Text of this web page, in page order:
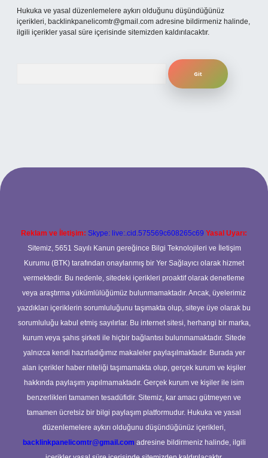
Hukuka ve yasal düzenlemelere aykırı olduğunu düşündüğünüz
içerikleri, backlinkpanelicomtr@gmail.com adresine bildirmeniz halinde,
ilgili içerikler yasal süre içerisinde sitemizden kaldırılacaktır.
giriş
Reklam ve İletişim: Skype: live:.cid.575569c608265c69 Yasal Uyarı:
Sitemiz, 5651 Sayılı Kanun gereğince Bilgi Teknolojileri ve İletişim
Kurumu (BTK) tarafından onaylanmış bir Yer Sağlayıcı olarak hizmet
vermektedir. Bu nedenle, sitedeki içerikleri proaktif olarak denetleme
veya araştırma yükümlülüğümüz bulunmamaktadır. Ancak, üyelerimiz
yazdıkları içeriklerin sorumluluğunu taşımakta olup, siteye üye olarak bu
sorumluluğu kabul etmiş sayılırlar. Bu internet sitesi, herhangi bir marka,
kurum veya şahıs şirketi ile hiçbir bağlantısı bulunmamaktadır. Sitede
yalnızca kendi hazırladığımız makaleler paylaşılmaktadır. Burada yer
alan içerikler haber niteliği taşımamakta olup, gerçek kurum ve kişiler
hakkında paylaşım yapılmamaktadır. Gerçek kurum ve kişiler ile isim
benzerlikleri tamamen tesadüfidir. Sitemiz, kar amacı gütmeyen ve
tamamen ücretsiz bir bilgi paylaşım platformudur. Hukuka ve yasal
düzenlemelere aykırı olduğunu düşündüğünüz içerikleri,
backlinkpanelicomtr@gmail.com adresine bildirmeniz halinde, ilgili